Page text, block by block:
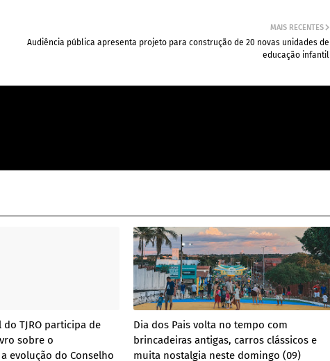
MAIS RECENTES
Audiência pública apresenta projeto para construção de 20 novas unidades de
educação infantil
TJRO participa de
sobre o
evolução do Conselho
Dia dos Pais volta no tempo com
brincadeiras antigas, carros clássicos e
muita nostalgia neste domingo (09)